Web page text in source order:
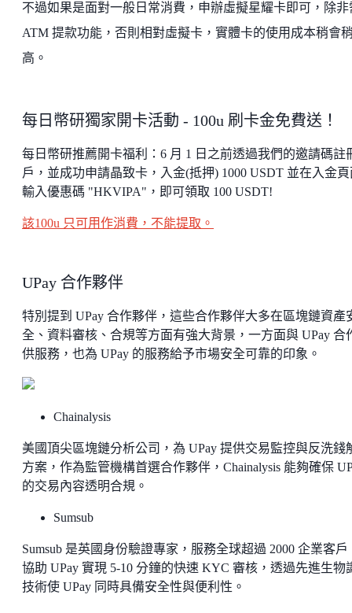
不過如果是面對一般日常消費，申辦虛擬星耀卡即可，除非
ATM 提款功能，否則相對虛擬卡，實體卡的使用成本稍會
高。
每日幣研獨家開卡活動 - 100u 刷卡金免費送！
每日幣研推薦開卡福利：6 月 1 日之前透過我們的邀請碼註
戶，並成功申請晶致卡，入金(抵押) 1000 USDT 並在入金
輸入優惠碼 "HKVIPA"，即可領取 100 USDT!
該100u 只可用作消費，不能提取。
UPay 合作夥伴
特別提到 UPay 合作夥伴，這些合作夥伴大多在區塊鏈資產
全、資料審核、合規等方面有強大背景，一方面與 UPay 合
供服務，也為 UPay 的服務給予市場安全可靠的印象。
Chainalysis
美國頂尖區塊鏈分析公司，為 UPay 提供交易監控與反洗錢
方案，作為監管機構首選合作夥伴，Chainalysis 能夠確保
的交易內容透明合規。
Sumsub
Sumsub 是英國身份驗證專家，服務全球超過 2000 企業客戶
協助 UPay 實現 5-10 分鐘的快速 KYC 審核，透過先進生物
技術使 UPay 同時具備安全性與便利性。